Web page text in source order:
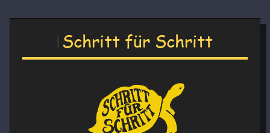
Schritt für Schritt